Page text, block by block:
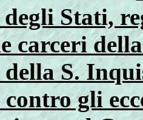
Stati,
carceri
S.
gli